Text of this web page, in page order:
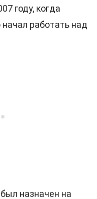
году, когда
работать над
назначен на